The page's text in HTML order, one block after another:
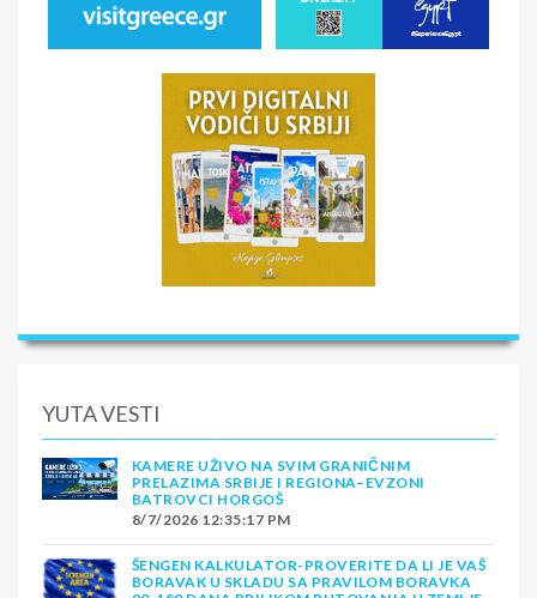
YUTA VESTI
KAMERE UŽIVO NA SVIM GRANIČNIM
PRELAZIMA SRBIJE I REGIONA–EVZONI
BATROVCI HORGOŠ
8/7/2026 12:35:17 PM
ŠENGEN KALKULATOR-PROVERITE DA LI JE VAŠ
BORAVAK U SKLADU SA PRAVILOM BORAVKA